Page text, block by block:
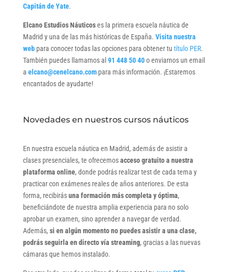
Capitán de Yate.
Elcano Estudios Náuticoses la primera escuela náutica de
Madrid y una de las más históricas de España. Visita nuestra
webpara conocer todas las opciones para obtener tu título PER.
También puedes llamarnos al 91 448 50 40o enviarnos un email
a elcano@cenelcano.compara más información. ¡Estaremos
encantados de ayudarte!
Novedades en nuestros cursos náuticos
En nuestra escuela náutica en Madrid, además de asistir a
clases presenciales, te ofrecemosacceso gratuito a nuestra
plataforma online, donde podrás realizar test de cada tema y
practicar con exámenes reales de años anteriores. De esta
forma, recibirásuna formación más completa y óptima,
beneficiándote de nuestra amplia experiencia para no solo
aprobar un examen, sino aprender a navegar de verdad.
Además, si en algún momento no puedes asistir a una clase,
podrás seguirla en directo vía streaming, gracias a las nuevas
cámaras que hemos instalado.